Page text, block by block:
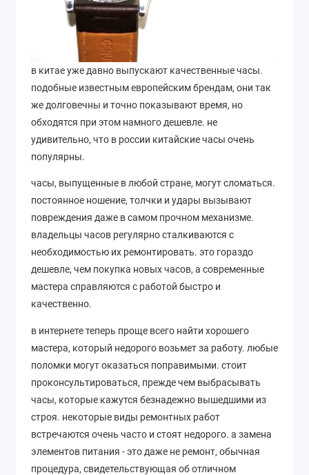
в китае уже давно выпускают качественные часы.
подобные известным европейским брендам, они так
же долговечны и точно показывают время, но
обходятся при этом намного дешевле. не
удивительно, что в россии китайские часы очень
популярны.
часы, выпущенные в любой стране, могут сломаться.
постоянное ношение, толчки и удары вызывают
повреждения даже в самом прочном механизме.
владельцы часов регулярно сталкиваются с
необходимостью их ремонтировать. это гораздо
дешевле, чем покупка новых часов, а современные
мастера справляются с работой быстро и
качественно.
в интернете теперь проще всего найти хорошего
мастера, который недорого возьмет за работу. любые
поломки могут оказаться поправимыми. стоит
проконсультироваться, прежде чем выбрасывать
часы, которые кажутся безнадежно вышедшими из
строя. некоторые виды ремонтных работ
встречаются очень часто и стоят недорого. а замена
элементов питания - это даже не ремонт, обычная
процедура, свидетельствующая об отличном